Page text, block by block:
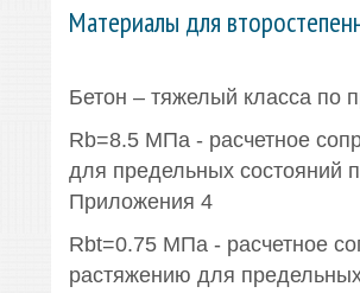
Материалы для
Бетон – тяжелый класса по
Rb=8.5 МПа - расчетное
для предельных состояний
Приложения 4
Rbt=0.75 МПа - расчетное
растяжению для